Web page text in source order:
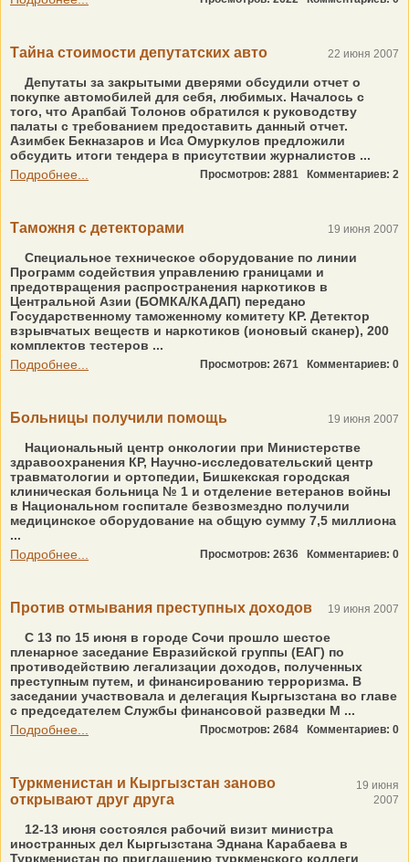
Тайна стоимости депутатских авто 22 июня 2007
Депутаты за закрытыми дверями обсудили отчет о
покупке автомобилей для себя, любимых. Началось с
того, что Арапбай Толонов обратился к руководству
палаты с требованием предоставить данный отчет.
Азимбек Бекназаров и Иса Омуркулов предложили
обсудить итоги тендера в присутствии журналистов ...
Подробнее...
Просмотров: 2881 Комментариев: 2
Таможня с детекторами 19 июня 2007
Специальное техническое оборудование по линии
Программ содействия управлению границами и
предотвращения распространения наркотиков в
Центральной Азии (БОМКА/КАДАП) передано
Государственному таможенному комитету КР. Детектор
взрывчатых веществ и наркотиков (ионовый сканер), 200
комплектов тестеров ...
Подробнее...
Просмотров: 2671 Комментариев: 0
Больницы получили помощь 19 июня 2007
Национальный центр онкологии при Министерстве
здравоохранения КР, Научно-исследовательский центр
травматологии и ортопедии, Бишкекская городская
клиническая больница № 1 и отделение ветеранов войны
в Национальном госпитале безвозмездно получили
медицинское оборудование на общую сумму 7,5 миллиона
...
Подробнее...
Просмотров: 2636 Комментариев: 0
Против отмывания преступных доходов 19 июня 2007
С 13 по 15 июня в городе Сочи прошло шестое
пленарное заседание Евразийской группы (ЕАГ) по
противодействию легализации доходов, полученных
преступным путем, и финансированию терроризма. В
заседании участвовала и делегация Кыргызстана во главе
с председателем Службы финансовой разведки М ...
Подробнее...
Просмотров: 2684 Комментариев: 0
Туркменистан и Кыргызстан заново
открывают друг друга
19 июня
2007
12-13 июня состоялся рабочий визит министра
иностранных дел Кыргызстана Эднана Карабаева в
Туркменистан по приглашению туркменского коллеги